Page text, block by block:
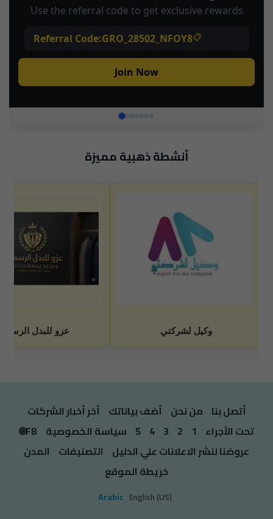
أنشطة ذهبية مميزة
أتصل بنا من نحن أضف بياناتك أخر أخبار الشركات
تحت الأجراء 1
2
3
4
5 سياسة الخصوصية FB🌐
عروضنا لنشر الاعلانات علي الدليل التصنيفات المدن
خريطة الموقع
Arabic English (US)